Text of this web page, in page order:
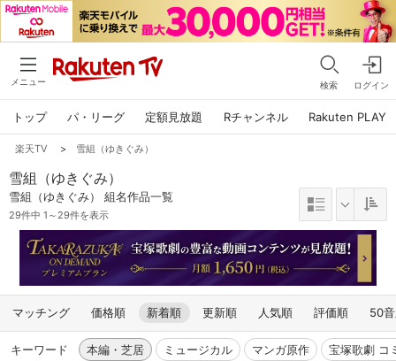
メニュー 検索 ログイン
トップ パ・リーグ 定額見放題 Rチャンネル Rakuten PLAY
楽天TV > 雪組（ゆきぐみ）
雪組（ゆきぐみ）
雪組（ゆきぐみ） 組名作品一覧
29件中 1～29件を表示
マッチング 価格順 新着順 更新順 人気順 評価順 50
キーワード 本編・芝居 ミュージカル マンガ原作 宝塚歌劇 コ